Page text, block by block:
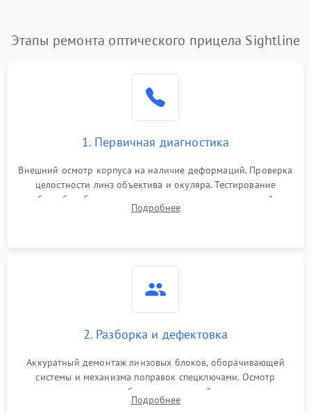
Этапы ремонта оптического прицела Sightline
1. Первичная диагностика
Внешний осмотр корпуса на наличие деформаций. Проверка
целостности линз объектива и окуляра. Тестирование
работы барабанчиков ввода поправок, кольца отстройки
параллакса и зума. Выявление сколов, внутренних
Подробнее
2. Разборка и дефектовка
Аккуратный демонтаж линзовых блоков, оборачивающей
системы и механизма поправок спецключами. Осмотр
внутренних резьбовых соединений, пружин и
уплотнительных колец. Поиск причин люфта, смещения
Подробнее